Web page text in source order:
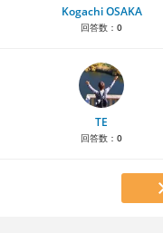
Kogachi OSAKA
回答数： 0
TE
回答数： 0